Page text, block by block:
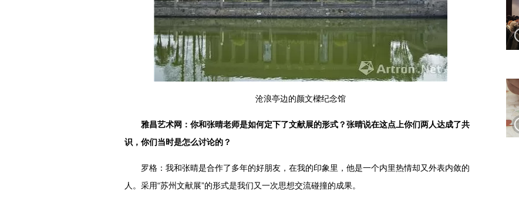
沧浪亭边的颜文樑纪念馆
雅昌艺术网：你和张晴老师是如何定下了文献展的形式？张晴说在这点上你们两人达成了共
识，你们当时是怎么讨论的？
罗格：我和张晴是合作了多年的好朋友，在我的印象里，他是一个内里热情却又外表内敛的
人。采用“苏州文献展”的形式是我们又一次思想交流碰撞的成果。